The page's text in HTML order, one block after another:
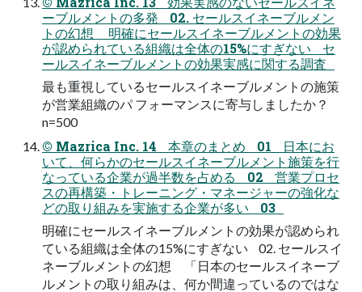
ーブルメントの多発 02. セールスイネーブルメン
トの幻想 明確にセールスイネーブルメントの効果
が認められている組織は全体の15%にすぎない セ
ールスイネーブルメントの効果実感に関する調査
最も重視しているセールスイネーブルメントの施策
が営業組織のパ フォーマンスに寄与しましたか？
n=500
© Mazrica Inc. 14 本章のまとめ 01 日本にお
いて、何らかのセールスイネーブルメント施策を行
なっている企業が過半数を占める 02 営業プロセ
スの再構築・トレーニング・マネージャーの強化な
どの取り組みを実施する企業が多い 03
明確にセールスイネーブルメントの効果が認められ
ている組織は全体の15%にすぎない 02. セールスイ
ネーブルメントの幻想 「日本のセールスイネーブ
ルメントの取り組みは、何か間違っているのではな